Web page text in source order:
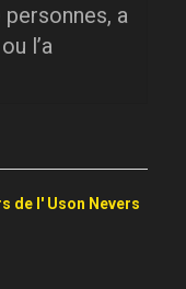
a
l’a
de l' Uson Nevers